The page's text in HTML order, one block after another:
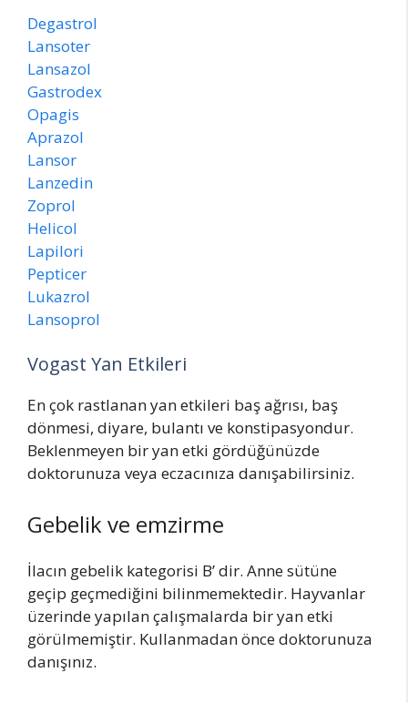
Degastrol
Lansoter
Lansazol
Gastrodex
Opagis
Aprazol
Lansor
Lanzedin
Zoprol
Helicol
Lapilori
Pepticer
Lukazrol
Lansoprol
Vogast Yan Etkileri
En çok rastlanan yan etkileri baş ağrısı, baş
dönmesi, diyare, bulantı ve konstipasyondur.
Beklenmeyen bir yan etki gördüğünüzde
doktorunuza veya eczacınıza danışabilirsiniz.
Gebelik ve emzirme
İlacın gebelik kategorisi B’ dir. Anne sütüne
geçip geçmediğini bilinmemektedir. Hayvanlar
üzerinde yapılan çalışmalarda bir yan etki
görülmemiştir. Kullanmadan önce doktorunuza
danışınız.